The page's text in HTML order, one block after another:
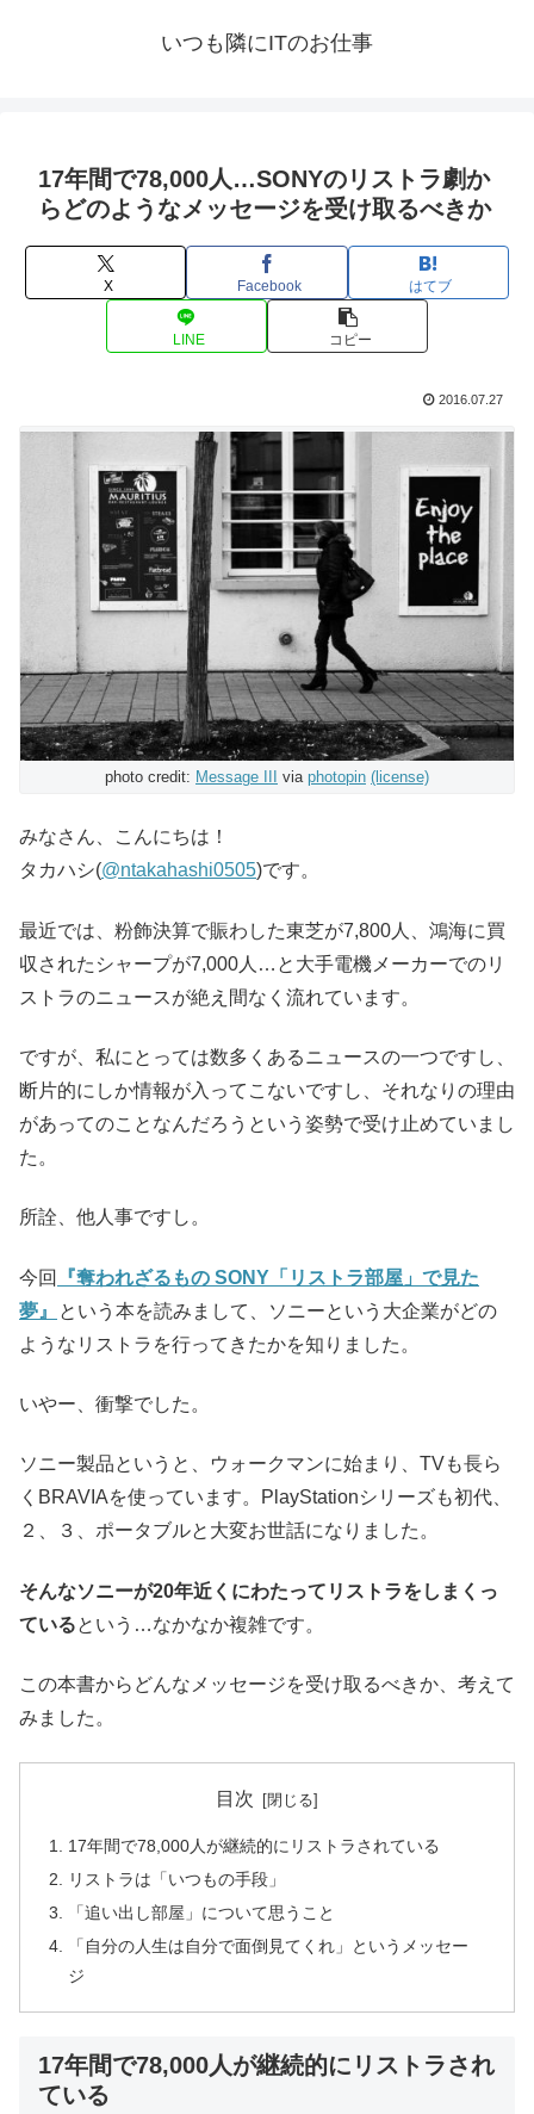
いつも隣にITのお仕事
17年間で78,000人…SONYのリストラ劇か
らどのようなメッセージを受け取るべきか
X Facebook はてブ
LINE コピー
2016.07.27
photo credit: Message III via photopin (license)
みなさん、こんにちは！
タカハシ(@ntakahashi0505)です。
最近では、粉飾決算で賑わした東芝が7,800人、鴻海に買
収されたシャープが7,000人…と大手電機メーカーでのリ
ストラのニュースが絶え間なく流れています。
ですが、私にとっては数多くあるニュースの一つですし、
断片的にしか情報が入ってこないですし、それなりの理由
があってのことなんだろうという姿勢で受け止めていまし
た。
所詮、他人事ですし。
今回
『奪われざるもの SONY「リストラ部屋」で見た
夢』
という本を読みまして、ソニーという大企業がどの
ようなリストラを行ってきたかを知りました。
いやー、衝撃でした。
ソニー製品というと、ウォークマンに始まり、TVも長ら
くBRAVIAを使っています。PlayStationシリーズも初代、
２、３、ポータブルと大変お世話になりました。
そんなソニーが20年近くにわたってリストラをしまくっ
ているという…なかなか複雑です。
この本書からどんなメッセージを受け取るべきか、考えて
みました。
目次
17年間で78,000人が継続的にリストラされている
リストラは「いつもの手段」
「追い出し部屋」について思うこと
「自分の人生は自分で面倒見てくれ」というメッセー
ジ
17年間で78,000人が継続的にリストラされ
ている